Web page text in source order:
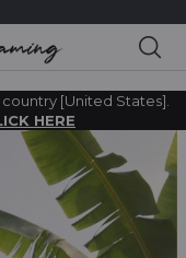
[United States].
HERE